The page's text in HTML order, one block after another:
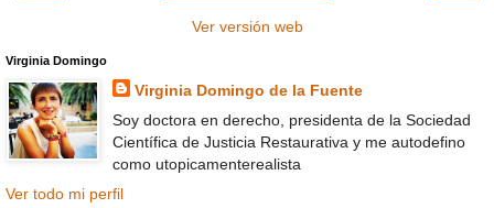
Ver versión web
Virginia Domingo
Virginia Domingo de la Fuente
Soy doctora en derecho, presidenta de la Sociedad
Científica de Justicia Restaurativa y me autodefino
como utopicamenterealista
Ver todo mi perfil